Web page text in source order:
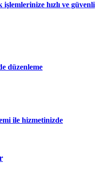
işlemlerinize hızlı ve güvenli
düzenleme
ile hizmetinizde